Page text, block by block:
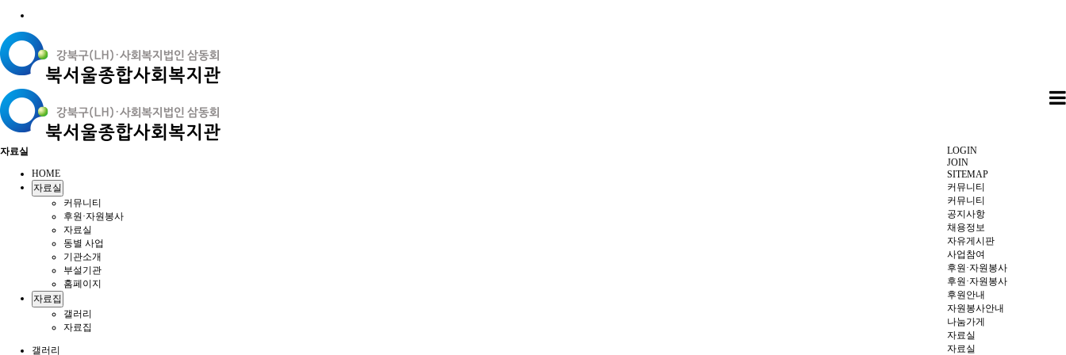
LOGIN
JOIN
SITEMAP
커뮤니티
커뮤니티
공지사항
채용정보
자유게시판
사업참여
후원·자원봉사
후원·자원봉사
후원안내
자원봉사안내
나눔가게
자료실
자료실
자료실
HOME
자료실
커뮤니티
후원·자원봉사
자료실
동별 사업
기관소개
부설기관
홈페이지
자료집
갤러리
자료집
갤러리